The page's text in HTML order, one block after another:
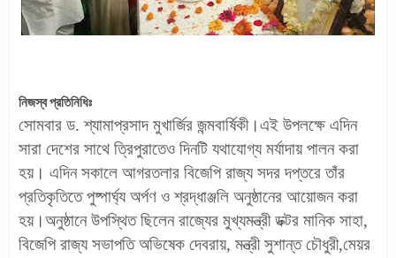
নিজস্ব প্রতিনিধিঃ
সোমবার ড. শ্যামাপ্রসাদ মুখার্জির জন্মবার্ষিকী।এই উপলক্ষে এদিন
সারা দেশের সাথে ত্রিপুরাতেও দিনটি যথাযোগ্য মর্যাদায় পালন করা
হয়। এদিন সকালে আগরতলার বিজেপি রাজ্য সদর দপ্তরে তাঁর
প্রতিকৃতিতে পুষ্পার্ঘ্য অর্পণ ও শ্রদ্ধাঞ্জলি অনুষ্ঠানের আয়োজন করা
হয়।অনুষ্ঠানে উপস্থিত ছিলেন রাজ্যের মুখ্যমন্ত্রী ডক্টর মানিক সাহা,
বিজেপি রাজ্য সভাপতি অভিষেক দেবরায়, মন্ত্রী সুশান্ত চৌধুরী,মেয়র